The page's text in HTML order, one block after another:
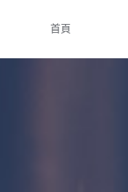
首頁